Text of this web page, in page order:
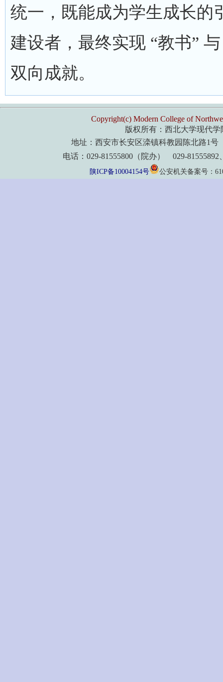
统一，既能成为学生成长的
建设者，最终实现 “教书”
双向成就。
Copyright(c) Modern College of
版权所有：西北大学现代学
地址：西安市长安区滦镇科教园陈北路1
电话：029-81555800（院办） 029-81555892
陕ICP备10004154号 公安机关备案号：